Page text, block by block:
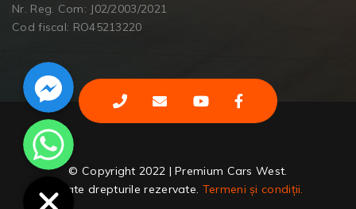
Nr. Reg. Com: J02/2003/2021
Cod fiscal: RO45213220
© Copyright 2022 | Premium Cars West.
Toate drepturile rezervate. Termeni și condiții.
Facebook Messenger
WhatsApp